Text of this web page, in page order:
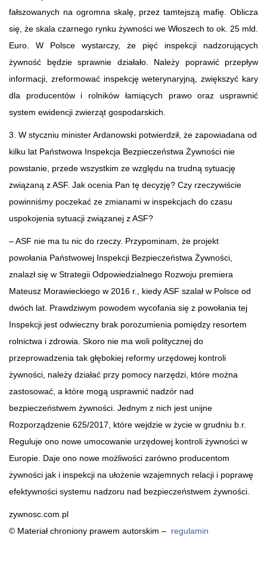
fałszowanych na ogromna skalę, przez tamtejszą mafię. Oblicza
się, że skala czarnego rynku żywności we Włoszech to ok. 25 mld.
Euro. W Polsce wystarczy, że pięć inspekcji nadzorujących
żywność będzie sprawnie działało. Należy poprawić przepływ
informacji, zreformować inspekcję weterynaryjną, zwiększyć kary
dla producentów i rolników łamiących prawo oraz usprawnić
system ewidencji zwierząt gospodarskich.
3. W styczniu minister Ardanowski potwierdził, że zapowiadana od
kilku lat Państwowa Inspekcja Bezpieczeństwa Żywności nie
powstanie, przede wszystkim ze względu na trudną sytuację
związaną z ASF. Jak ocenia Pan tę decyzję? Czy rzeczywiście
powinniśmy poczekać ze zmianami w inspekcjach do czasu
uspokojenia sytuacji związanej z ASF?
– ASF nie ma tu nic do rzeczy. Przypominam, że projekt
powołania Państwowej Inspekcji Bezpieczeństwa Żywności,
znalazł się w Strategii Odpowiedzialnego Rozwoju premiera
Mateusz Morawieckiego w 2016 r., kiedy ASF szalał w Polsce od
dwóch lat. Prawdziwym powodem wycofania się z powołania tej
Inspekcji jest odwieczny brak porozumienia pomiędzy resortem
rolnictwa i zdrowia. Skoro nie ma woli politycznej do
przeprowadzenia tak głębokiej reformy urzędowej kontroli
żywności, należy działać przy pomocy narzędzi, które można
zastosować, a które mogą usprawnić nadzór nad
bezpieczeństwem żywności. Jednym z nich jest unijne
Rozporządzenie 625/2017, które wejdzie w życie w grudniu b.r.
Reguluje ono nowe umocowanie urzędowej kontroli żywności w
Europie. Daje ono nowe możliwości zarówno producentom
żywności jak i inspekcji na ułożenie wzajemnych relacji i poprawę
efektywności systemu nadzoru nad bezpieczeństwem żywności.
zywnosc.com.pl
© Materiał chroniony prawem autorskim – regulamin